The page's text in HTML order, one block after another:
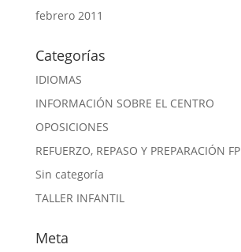
febrero 2011
Categorías
IDIOMAS
INFORMACIÓN SOBRE EL CENTRO
OPOSICIONES
REFUERZO, REPASO Y PREPARACIÓN FP
Sin categoría
TALLER INFANTIL
Meta